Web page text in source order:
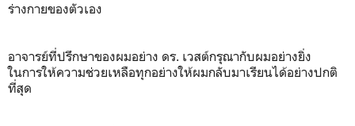
ร่างกายของตัวเอง
อาจารย์ที่ปรึกษาของผมอย่าง ดร. เวสต์กรุณากับผมอย่างยิ่ง
ในการให้ความช่วยเหลือทุกอย่างให้ผมกลับมาเรียนได้อย่างปกติ
ที่สุด